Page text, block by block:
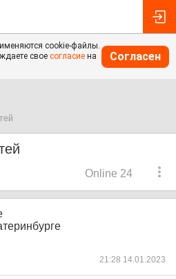
cookie-файлы.
свое согласие на
Согласен
Online 24
21:28 14.01.2023